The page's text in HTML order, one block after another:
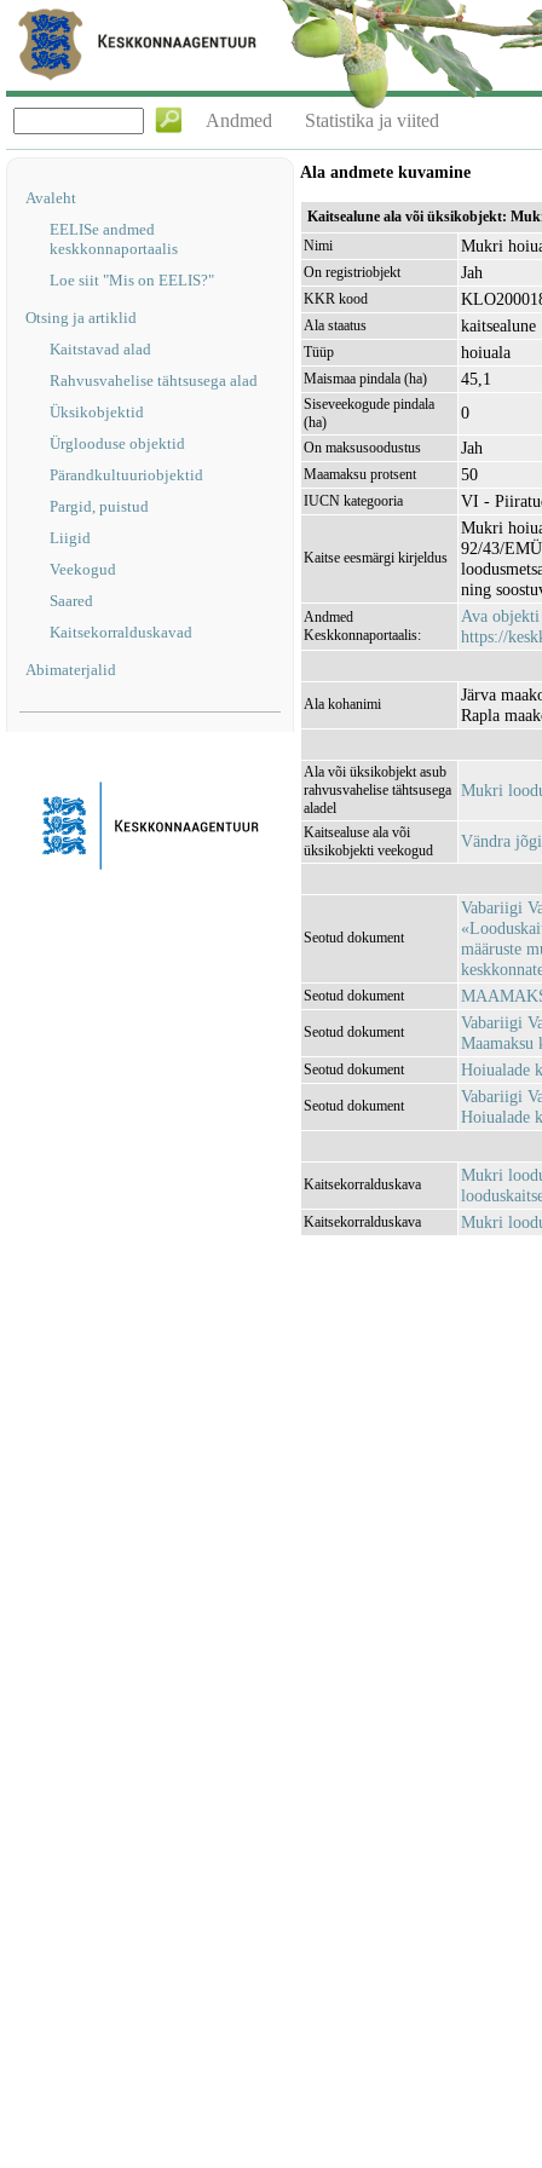
Andmed Statistika ja viited
Avaleht
EELISe andmed
keskkonnaportaalis
Loe siit "Mis on EELIS?"
Otsing ja artiklid
Kaitstavad alad
Rahvusvahelise tähtsusega alad
Üksikobjektid
Ürglooduse objektid
Pärandkultuuriobjektid
Pargid, puistud
Liigid
Veekogud
Saared
Kaitsekorralduskavad
Abimaterjalid
Ala andmete kuvamine
Kaitsealune ala või üksikobjekt:
Nimi
Mukri
On registriobjekt Jah
KKR kood
Ala staatus kaitsealune
Tüüp hoiuala
Maismaa pindala (ha) 45,1
Siseveekogude pindala
(ha)
0
On maksusoodustus Jah
Maamaksu protsent 50
IUCN kategooria VI -
Kaitse eesmärgi kirjeldus
Mukri
92/43/
ning
Andmed
Keskkonnaportaalis:
Ava objekti
https://
Ala kohanimi
Järva
Rapla
Ala või üksikobjekt asub
rahvusvahelise tähtsusega
aladel
Mukri
Kaitsealuse ala või
üksikobjekti veekogud
Vändra
Seotud dokument
Vabariigi
määruste
Seotud dokument
Seotud dokument
Vabariigi
Maamaksu
Seotud dokument Hoiualade
Seotud dokument
Vabariigi
Hoiualade
Kaitsekorralduskava
Mukri
Kaitsekorralduskava Mukri